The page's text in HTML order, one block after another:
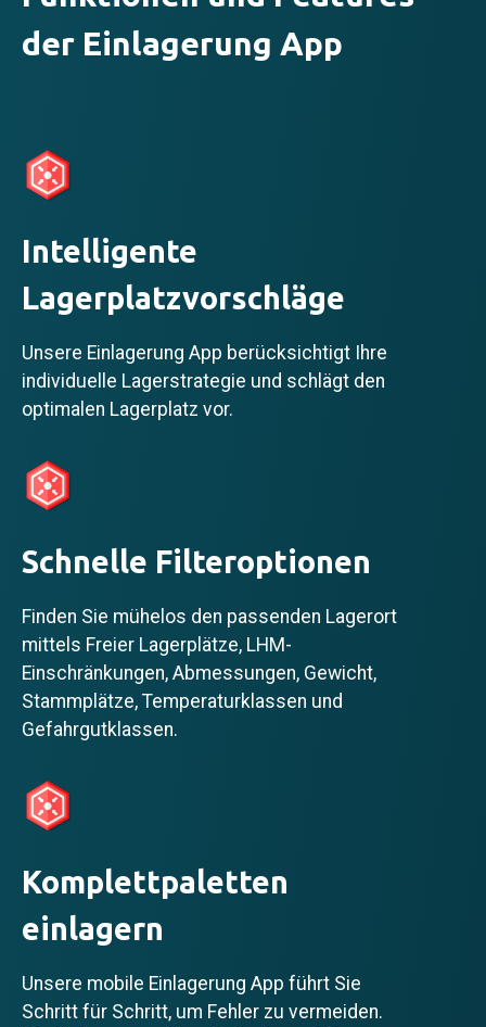
der Einlagerung App
Intelligente
Lagerplatzvorschläge
Unsere Einlagerung App berücksichtigt Ihre
individuelle Lagerstrategie und schlägt den
optimalen Lagerplatz vor.
Schnelle Filteroptionen
Finden Sie mühelos den passenden Lagerort
mittels Freier Lagerplätze, LHM-
Einschränkungen, Abmessungen, Gewicht,
Stammplätze, Temperaturklassen und
Gefahrgutklassen.
Komplettpaletten
einlagern
Unsere mobile Einlagerung App führt Sie
Schritt für Schritt, um Fehler zu vermeiden.